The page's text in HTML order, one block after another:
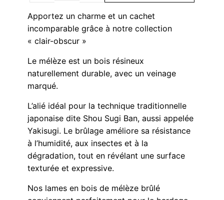
de
Bardage
Épicéa
charbon
Apportez un charme et un cachet
incomparable grâce à notre collection
« clair-obscur »
Le mélèze est un bois résineux
naturellement durable, avec un veinage
marqué.
L’alié idéal pour la technique traditionnelle
japonaise dite Shou Sugi Ban, aussi appelée
Yakisugi. Le brûlage améliore sa résistance
à l’humidité, aux insectes et à la
dégradation, tout en révélant une surface
texturée et expressive.
Nos lames en bois de mélèze brûlé